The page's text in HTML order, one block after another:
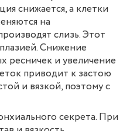
снижается, а клетки
на
слизь. Этот
Снижение
ресничек и увеличение
приводит к застою
и вязкой, поэтому с
секрета. При